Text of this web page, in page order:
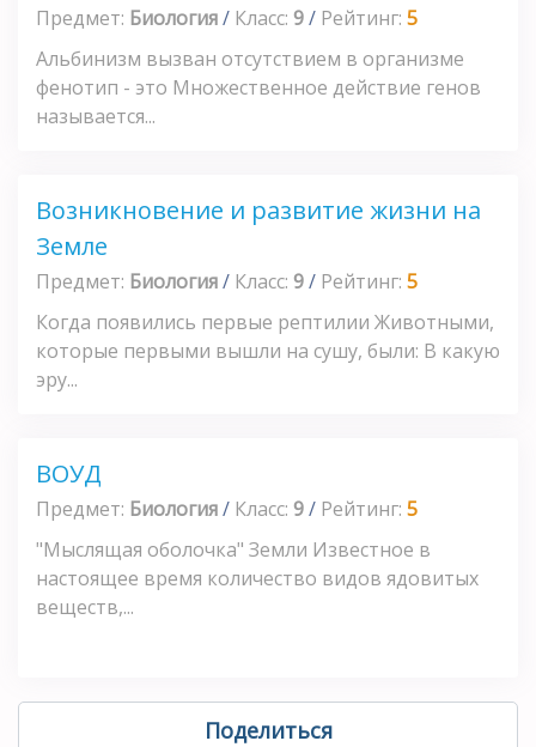
Предмет: Биология/ Класс: 9/ Рейтинг: 5
Альбинизм вызван отсутствием в организме
фенотип - это Множественное действие генов
называется...
Возникновение и развитие жизни на
Земле
Предмет: Биология/ Класс: 9/ Рейтинг: 5
Когда появились первые рептилии Животными,
которые первыми вышли на сушу, были: В какую
эру...
ВОУД
Предмет: Биология/ Класс: 9/ Рейтинг: 5
"Мыслящая оболочка" Земли Известное в
настоящее время количество видов ядовитых
веществ,...
Поделиться